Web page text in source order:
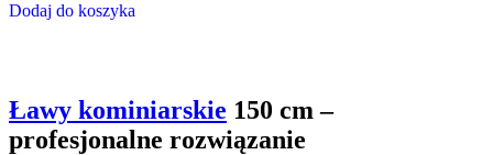
Dodaj do koszyka
Ławy kominiarskie 150 cm –
profesjonalne rozwiązanie